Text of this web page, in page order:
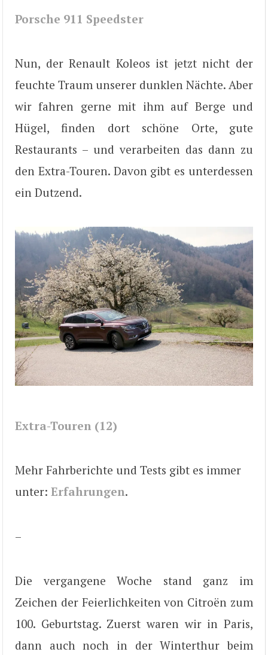
Porsche 911 Speedster
Nun, der Renault Koleos ist jetzt nicht der
feuchte Traum unserer dunklen Nächte. Aber
wir fahren gerne mit ihm auf Berge und
Hügel, finden dort schöne Orte, gute
Restaurants – und verarbeiten das dann zu
den Extra-Touren. Davon gibt es unterdessen
ein Dutzend.
Extra-Touren (12)
Mehr Fahrberichte und Tests gibt es immer
unter: Erfahrungen.
–
Die vergangene Woche stand ganz im
Zeichen der Feierlichkeiten von Citroën zum
100. Geburtstag. Zuerst waren wir in Paris,
dann auch noch in der Winterthur beim